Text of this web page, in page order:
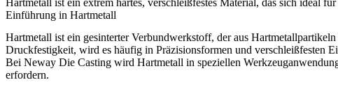
Einführung in Hartmetall
Hartmetall ist ein gesinterter Verbundwerkstoff, der aus
Druckfestigkeit, wird es häufig in Präzisionsformen und verschleißfesten
Bei Neway Die Casting wird Hartmetall in speziellen
erfordern.